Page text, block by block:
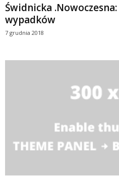
Świdnicka
wypadków
7 grudnia 2018